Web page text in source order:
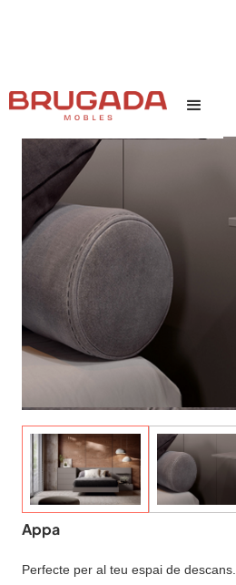
INICI/TEXT LINK/APPA
Appa
Perfecte per al teu espai de descans.